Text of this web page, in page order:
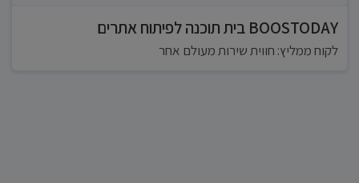
BOOSTODAY בית תוכנה לפיתוח אתרים
לקוח ממליץ: חווית שירות מעולם אחר